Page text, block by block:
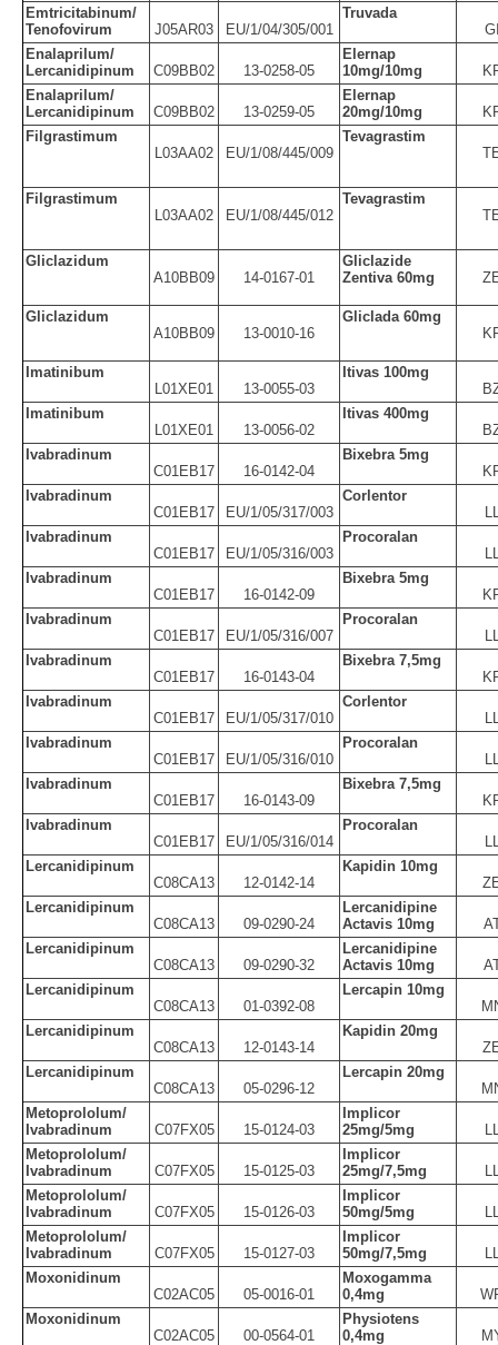
Emtricitabinum/
Tenofovirum
J05AR03 EU/1/04/305/001
Truvada
Enalaprilum/
Lercanidipinum
C09BB02 13-0258-05
Elernap
10mg/10mg
Enalaprilum/
Lercanidipinum
C09BB02 13-0259-05
Elernap
20mg/10mg
Filgrastimum
L03AA02
EU/1/08/445/009
Tevagrastim
Filgrastimum
L03AA02
EU/1/08/445/012
Tevagrastim
Gliclazidum
A10BB09
14-0167-01
Gliclazide
Zentiva 60mg
Gliclazidum
A10BB09
13-0010-16
Gliclada 60mg
Imatinibum
L01XE01
13-0055-03
Itivas 100mg
Imatinibum
L01XE01
13-0056-02
Itivas 400mg
Ivabradinum
C01EB17
16-0142-04
Bixebra 5mg
Ivabradinum
C01EB17
EU/1/05/317/003
Corlentor
Ivabradinum
C01EB17
EU/1/05/316/003
Procoralan
Ivabradinum
C01EB17
16-0142-09
Bixebra 5mg
Ivabradinum
C01EB17
EU/1/05/316/007
Procoralan
Ivabradinum
C01EB17
16-0143-04
Bixebra 7,5mg
Ivabradinum
C01EB17
EU/1/05/317/010
Corlentor
Ivabradinum
C01EB17
EU/1/05/316/010
Procoralan
Ivabradinum
C01EB17
16-0143-09
Bixebra 7,5mg
Ivabradinum
C01EB17
EU/1/05/316/014
Procoralan
Lercanidipinum
C08CA13
12-0142-14
Kapidin 10mg
Lercanidipinum
C08CA13
09-0290-24
Lercanidipine
Actavis 10mg
Lercanidipinum
C08CA13
09-0290-32
Lercanidipine
Actavis 10mg
Lercanidipinum
C08CA13
01-0392-08
Lercapin 10mg
Lercanidipinum
C08CA13
12-0143-14
Kapidin 20mg
Lercanidipinum
C08CA13
05-0296-12
Lercapin 20mg
Metoprololum/
Ivabradinum
C07FX05 15-0124-03
Implicor
25mg/5mg
Metoprololum/
Ivabradinum
C07FX05 15-0125-03
Implicor
25mg/7,5mg
Metoprololum/
Ivabradinum
C07FX05 15-0126-03
Implicor
50mg/5mg
Metoprololum/
Ivabradinum
C07FX05 15-0127-03
Implicor
50mg/7,5mg
Moxonidinum
C02AC05
05-0016-01
Moxogamma
0,4mg
Moxonidinum
C02AC05
00-0564-01
Physiotens
0,4mg